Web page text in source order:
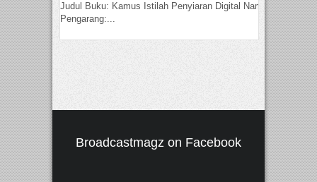
Judul Buku: Kamus Istilah Penyiaran Digital Nama
Pengarang:...
Broadcastmagz on Facebook